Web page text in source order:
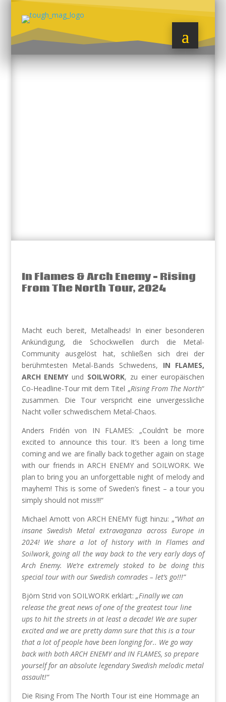
In Flames & Arch Enemy – Rising
From The North Tour, 2024
Macht euch bereit, Metalheads! In einer besonderen
Ankündigung, die Schockwellen durch die Metal-
Community ausgelöst hat, schließen sich drei der
berühmtesten Metal-Bands Schwedens, IN FLAMES,
ARCH ENEMYund SOILWORK, zu einer europäischen
Co-Headline-Tour mit dem Titel „Rising From The North“
zusammen. Die Tour verspricht eine unvergessliche
Nacht voller schwedischem Metal-Chaos.
Anders Fridén von IN FLAMES: „Couldn’t be more
excited to announce this tour. It’s been a long time
coming and we are finally back together again on stage
with our friends in ARCH ENEMY and SOILWORK. We
plan to bring you an unforgettable night of melody and
mayhem! This is some of Sweden’s finest – a tour you
simply should not miss!!!“
Michael Amott von ARCH ENEMY fügt hinzu: „“What an
insane Swedish Metal extravaganza across Europe in
2024! We share a lot of history with In Flames and
Soilwork, going all the way back to the very early days of
Arch Enemy. We’re extremely stoked to be doing this
special tour with our Swedish comrades – let’s go!!!”
Björn Strid von SOILWORK erklärt: „Finally we can
release the great news of one of the greatest tour line
ups to hit the streets in at least a decade! We are super
excited and we are pretty damn sure that this is a tour
that a lot of people have been longing for.. We go way
back with both ARCH ENEMY and IN FLAMES, so prepare
yourself for an absolute legendary Swedish melodic metal
assault!“
Die Rising From The North Tour ist eine Hommage an